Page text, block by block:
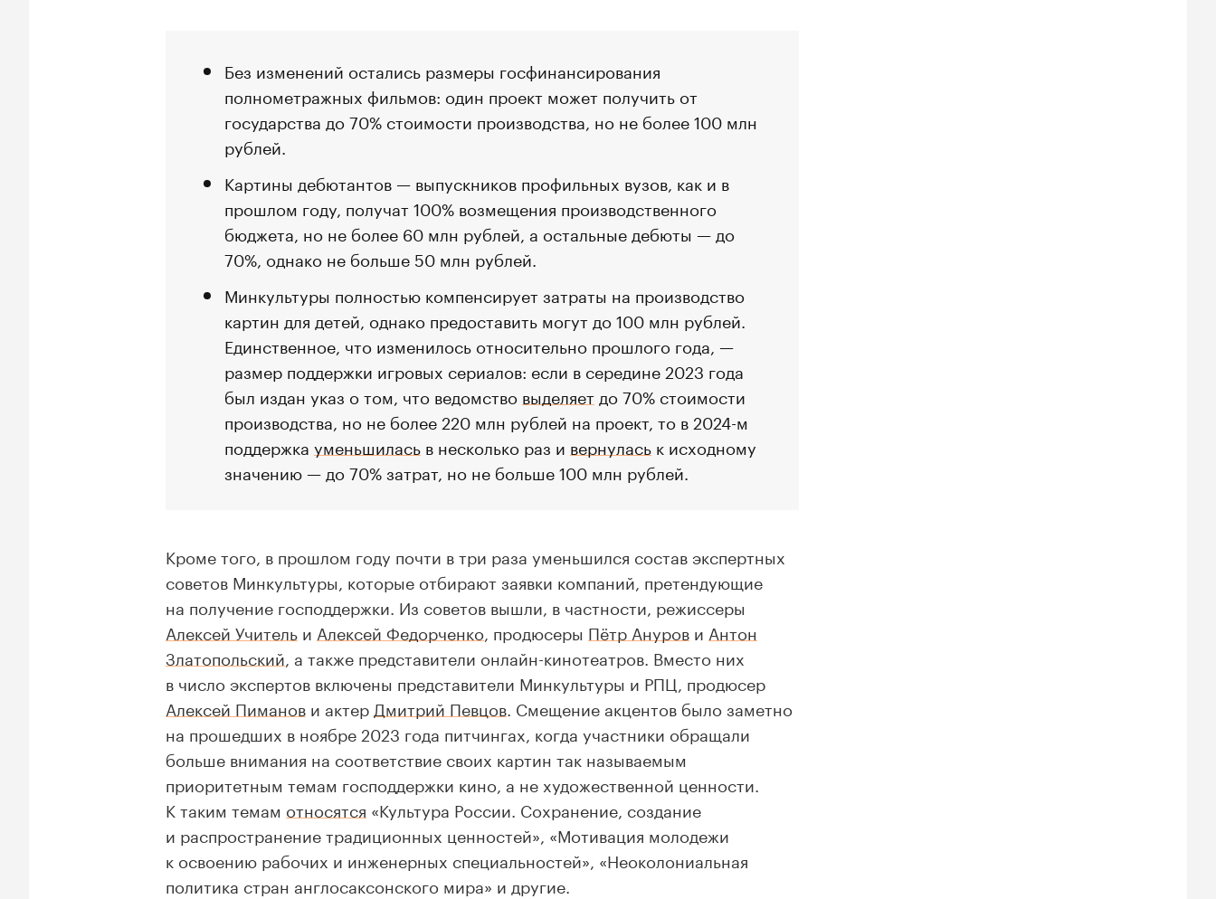
Без изменений остались размеры госфинансирования
полнометражных фильмов: один проект может получить от
государства до 70% стоимости производства, но не более 100 млн
рублей.
Картины дебютантов — выпускников профильных вузов, как и в
прошлом году, получат 100% возмещения производственного
бюджета, но не более 60 млн рублей, а остальные дебюты — до
70%, однако не больше 50 млн рублей.
Минкультуры полностью компенсирует затраты на производство
картин для детей, однако предоставить могут до 100 млн рублей.
Единственное, что изменилось относительно прошлого года, —
размер поддержки игровых сериалов: если в середине 2023 года
был издан указ о том, что ведомство выделяет до 70% стоимости
производства, но не более 220 млн рублей на проект, то в 2024-м
поддержка уменьшилась в несколько раз и вернулась к исходному
значению — до 70% затрат, но не больше 100 млн рублей.
Кроме того, в прошлом году почти в три раза уменьшился состав экспертных
советов Минкультуры, которые отбирают заявки компаний, претендующие
на получение господдержки. Из советов вышли, в частности, режиссеры
Алексей Учитель и Алексей Федорченко , продюсеры Пётр Ануров и Антон
Златопольский , а также представители онлайн-кинотеатров. Вместо них
в число экспертов включены представители Минкультуры и РПЦ, продюсер
Алексей Пиманов и актер Дмитрий Певцов . Смещение акцентов было заметно
на прошедших в ноябре 2023 года питчингах, когда участники обращали
больше внимания на соответствие своих картин так называемым
приоритетным темам господдержки кино, а не художественной ценности.
К таким темам относятся «Культура России. Сохранение, создание
и распространение традиционных ценностей», «Мотивация молодежи
к освоению рабочих и инженерных специальностей», «Неоколониальная
политика стран англосаксонского мира» и другие.